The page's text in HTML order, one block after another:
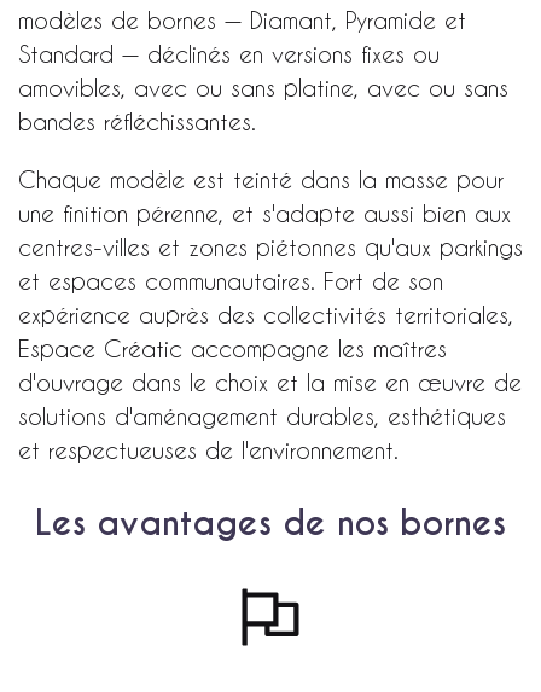
modèles de bornes — Diamant, Pyramide et
Standard — déclinés en versions fixes ou
amovibles, avec ou sans platine, avec ou sans
bandes réfléchissantes.
Chaque modèle est teinté dans la masse pour
une finition pérenne, et s'adapte aussi bien aux
centres-villes et zones piétonnes qu'aux parkings
et espaces communautaires. Fort de son
expérience auprès des collectivités territoriales,
Espace Créatic accompagne les maîtres
d'ouvrage dans le choix et la mise en œuvre de
solutions d'aménagement durables, esthétiques
et respectueuses de l'environnement.
Les avantages de nos bornes